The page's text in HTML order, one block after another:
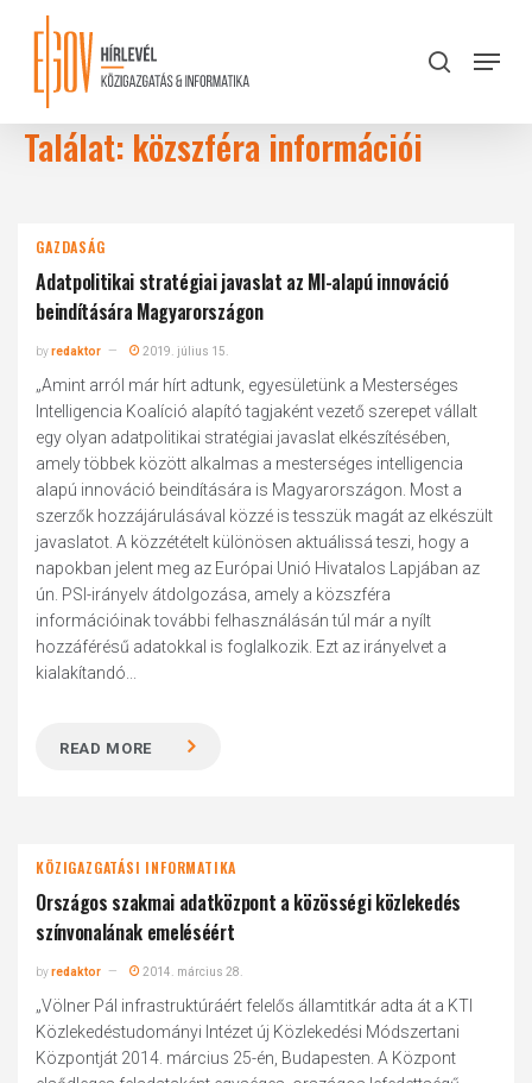
content
search
Menu
Találat: közszféra információi
GAZDASÁG
Adatpolitikai stratégiai javaslat az MI-alapú innováció
beindítására Magyarországon
byredaktor 2019. július 15.
„Amint arról már hírt adtunk, egyesületünk a Mesterséges
Intelligencia Koalíció alapító tagjaként vezető szerepet vállalt
egy olyan adatpolitikai stratégiai javaslat elkészítésében,
amely többek között alkalmas a mesterséges intelligencia
alapú innováció beindítására is Magyarországon. Most a
szerzők hozzájárulásával közzé is tesszük magát az elkészült
javaslatot. A közzétételt különösen aktuálissá teszi, hogy a
napokban jelent meg az Európai Unió Hivatalos Lapjában az
ún. PSI-irányelv átdolgozása, amely a közszféra
információinak további felhasználásán túl már a nyílt
hozzáférésű adatokkal is foglalkozik. Ezt az irányelvet a
kialakítandó...
READ MORE
KÖZIGAZGATÁSI INFORMATIKA
Országos szakmai adatközpont a közösségi közlekedés
színvonalának emeléséért
byredaktor 2014. március 28.
„Völner Pál infrastruktúráért felelős államtitkár adta át a KTI
Közlekedéstudományi Intézet új Közlekedési Módszertani
Központját 2014. március 25-én, Budapesten. A Központ
Close